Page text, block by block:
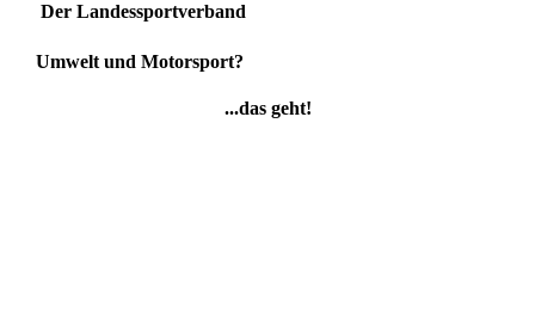
Der Landessportverband
Umwelt und Motorsport?
...das geht!